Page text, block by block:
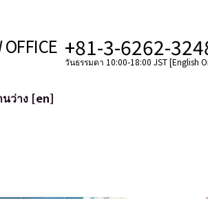
+81-3-6262-
วันธรรมดา 10:00-18:00 JST [English
ว่าง [en]